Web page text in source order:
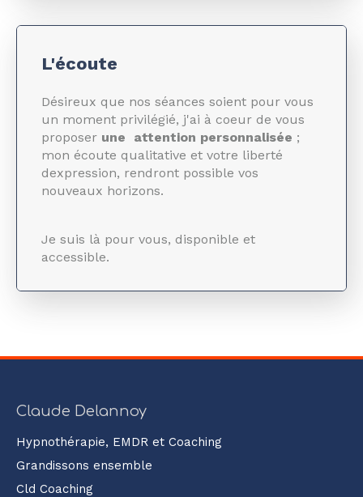
L'écoute
Désireux que nos séances soient pour vous
un moment privilégié, j'ai à coeur de vous
proposer une attention personnalisée ;
mon écoute qualitative et votre liberté
dexpression, rendront possible vos
nouveaux horizons.
Je suis là pour vous, disponible et
accessible.
Claude Delannoy
Hypnothérapie, EMDR et Coaching
Grandissons ensemble
Cld Coaching